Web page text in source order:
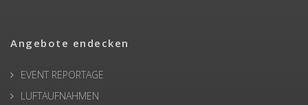
Angebote endecken
EVENT REPORTAGE
LUFTAUFNAHMEN